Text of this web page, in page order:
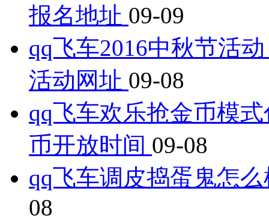
报名地址 09-09
qq飞车2016中秋节活
活动网址 09-08
qq飞车欢乐抢金币模
币开放时间 09-08
qq飞车调皮捣蛋鬼怎
08